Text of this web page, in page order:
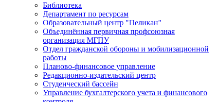
Библиотека
Департамент по ресурсам
Образовательный центр "Пеликан"
Объединённая первичная профсоюзная
организация МГПУ
Отдел гражданской обороны и мобилизационной
работы
Планово-финансовое управление
Редакционно-издательский центр
Студенческий бассейн
Управление бухгалтерского учета и финансового